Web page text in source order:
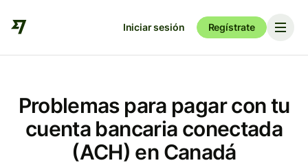
Iniciar sesión Regístrate
Problemas para pagar con tu
cuenta bancaria conectada
(ACH) en Canadá